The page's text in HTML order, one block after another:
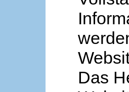
Das